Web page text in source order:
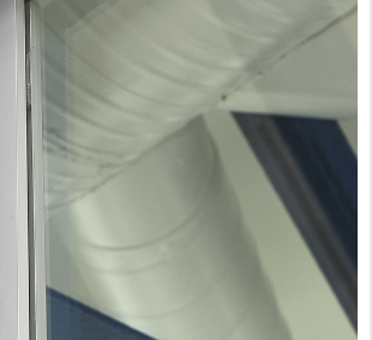
душевых ограждений (распашная серия)
цельностеклянные